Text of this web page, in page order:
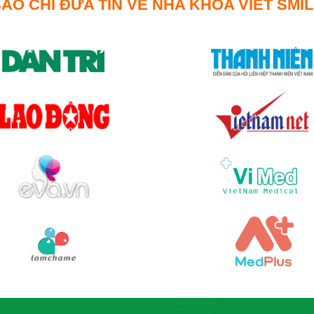
CHÍ ĐƯA TIN VỀ NHA KHOA VIET